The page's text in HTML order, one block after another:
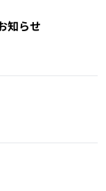
知らせ